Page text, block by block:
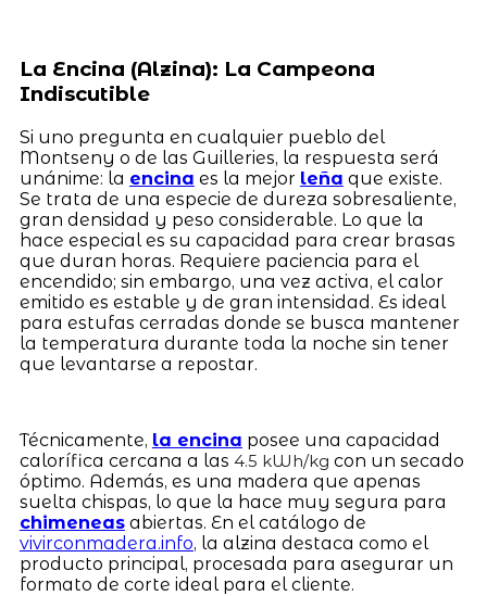
La Encina (Alzina): La Campeona
Indiscutible
Si uno pregunta en cualquier pueblo del
Montseny o de las Guilleries, la respuesta será
unánime: la encina es la mejor leña que existe.
Se trata de una especie de dureza sobresaliente,
gran densidad y peso considerable. Lo que la
hace especial es su capacidad para crear brasas
que duran horas. Requiere paciencia para el
encendido; sin embargo, una vez activa, el calor
emitido es estable y de gran intensidad. Es ideal
para estufas cerradas donde se busca mantener
la temperatura durante toda la noche sin tener
que levantarse a repostar.
Técnicamente, la encina posee una capacidad
calorífica cercana a las 4.5 kWh/kg con un secado
óptimo. Además, es una madera que apenas
suelta chispas, lo que la hace muy segura para
chimeneasabiertas. En el catálogo de
vivirconmadera.info, la alzina destaca como el
producto principal, procesada para asegurar un
formato de corte ideal para el cliente.